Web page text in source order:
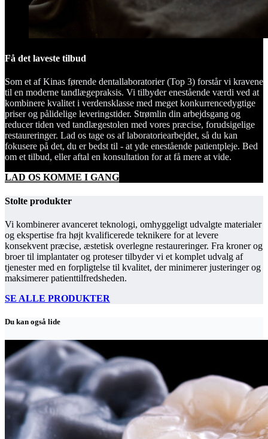
Få det laveste tilbud
Som et af Kinas førende dentallaboratorier (Top 3) forstår vi kravene
til en moderne tandlægepraksis. Vi tilbyder enestående værdi ved at
kombinere kvalitet i verdensklasse med meget konkurrencedygtige
priser og pålidelige leveringstider. Strømlin din arbejdsgang og
reducer tiden ved tandlægestolen med vores præcise, forudsigelige
restaureringer. Lad os tage os af laboratoriearbejdet, så du kan
fokusere på det, du er bedst til - at yde enestående patientpleje. Bed
om et tilbud, eller aftal en konsultation for at få mere at vide.
LAD OS KOMME I GANG
Stolte produkter
Vi kombinerer avanceret teknologi, omhyggeligt udvalgte materialer
og ekspertise fra højt kvalificerede teknikere for at levere
konsekvent præcise, æstetisk overlegne restaureringer. Fra kroner og
broer til implantater og proteser tilbyder vi et komplet udvalg af
tjenester med en forpligtelse til kvalitet, der minimerer justeringer og
maksimerer patienttilfredsheden.
SE ALLE PRODUKTER
Du kan også lide